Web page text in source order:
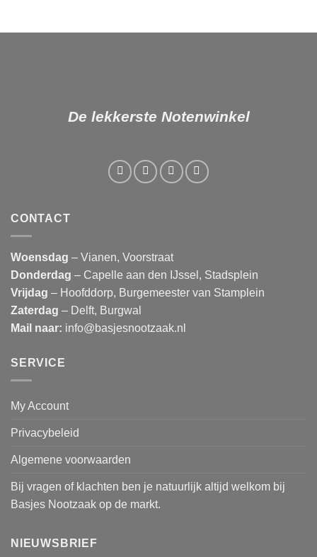
De lekkerste Notenwinkel
CONTACT
Woensdag – Vianen, Voorstraat
Donderdag – Capelle aan den IJssel, Stadsplein
Vrijdag – Hoofddorp, Burgemeester van Stamplein
Zaterdag – Delft, Burgwal
Mail naar: info@basjesnootzaak.nl
SERVICE
My Account
Privacybeleid
Algemene voorwaarden
Bij vragen of klachten ben je natuurlijk altijd welkom bij
Basjes Nootzaak op de markt.
NIEUWSBRIEF